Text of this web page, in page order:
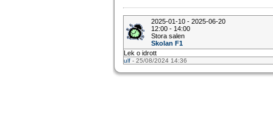
2025-01-10 - 2025-06-20
12:00 - 14:00
Stora salen
Skolan F1
Lek o idrott
ulf - 25/08/2024 14:36